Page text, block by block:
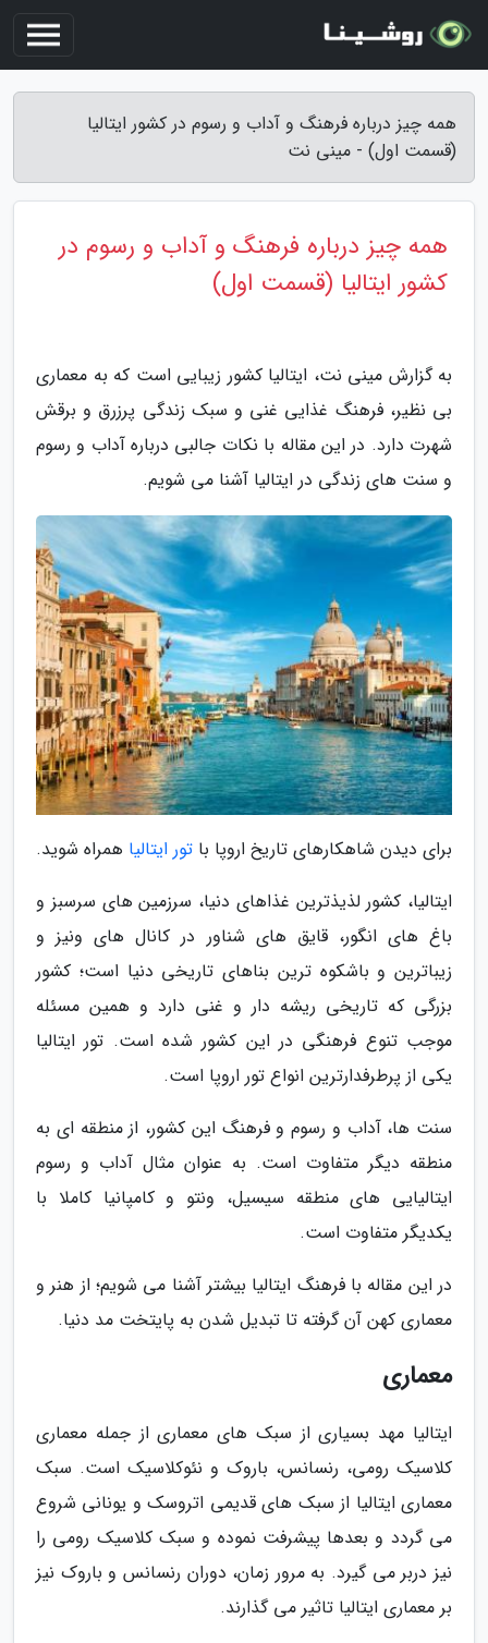
همه چیز درباره فرهنگ و آداب و رسوم در کشور ایتالیا
(قسمت اول) - مینی نت
همه چیز درباره فرهنگ و آداب و رسوم در
کشور ایتالیا (قسمت اول)
به گزارش مینی نت، ایتالیا کشور زیبایی است که به معماری
بی نظیر، فرهنگ غذایی غنی و سبک زندگی پرزرق و برقش
شهرت دارد. در این مقاله با نکات جالبی درباره آداب و رسوم
و سنت های زندگی در ایتالیا آشنا می شویم.
برای دیدن شاهکارهای تاریخ اروپا با تور ایتالیا همراه شوید.
ایتالیا، کشور لذیذترین غذاهای دنیا، سرزمین های سرسبز و
باغ های انگور، قایق های شناور در کانال های ونیز و
زیباترین و باشکوه ترین بناهای تاریخی دنیا است؛ کشور
بزرگی که تاریخی ریشه دار و غنی دارد و همین مسئله
موجب تنوع فرهنگی در این کشور شده است. تور ایتالیا
یکی از پرطرفدارترین انواع تور اروپا است.
سنت ها، آداب و رسوم و فرهنگ این کشور، از منطقه ای به
منطقه دیگر متفاوت است. به عنوان مثال آداب و رسوم
ایتالیایی های منطقه سیسیل، ونتو و کامپانیا کاملا با
یکدیگر متفاوت است.
در این مقاله با فرهنگ ایتالیا بیشتر آشنا می شویم؛ از هنر و
معماری کهن آن گرفته تا تبدیل شدن به پایتخت مد دنیا.
معماری
ایتالیا مهد بسیاری از سبک های معماری از جمله معماری
کلاسیک رومی، رنسانس، باروک و نئوکلاسیک است. سبک
معماری ایتالیا از سبک های قدیمی اتروسک و یونانی شروع
می گردد و بعدها پیشرفت نموده و سبک کلاسیک رومی را
نیز دربر می گیرد. به مرور زمان، دوران رنسانس و باروک نیز
بر معماری ایتالیا تاثیر می گذارند.